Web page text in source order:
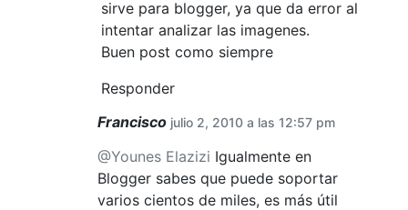
sirve para blogger, ya que da error al
intentar analizar las imagenes.
Buen post como siempre
Responder
Francisco julio 2, 2010 a las 12:57 pm
@Younes Elazizi Igualmente en
Blogger sabes que puede soportar
varios cientos de miles, es más útil